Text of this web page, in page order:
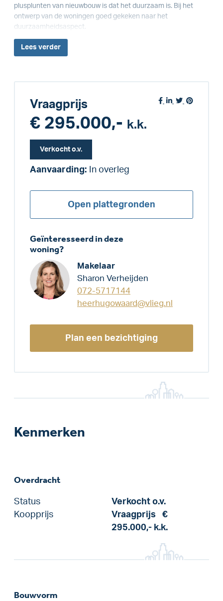
plusplunten van nieuwbouw is dat het duurzaam is. Bij het
ontwerp van de woningen goed gekeken naar het
duurzaamheidsaspect.
Lees verder
Vraagprijs
€ 295.000,- k.k.
Verkocht o.v.
Aanvaarding: In overleg
Open plattegronden
Geïnteresseerd in deze
woning?
Makelaar
Sharon Verheijden
072-5717144
heerhugowaard@vlieg.nl
Plan een bezichtiging
Kenmerken
Overdracht
Status
Verkocht o.v.
Koopprijs
Vraagprijs
€
295.000,- k.k.
Bouwvorm